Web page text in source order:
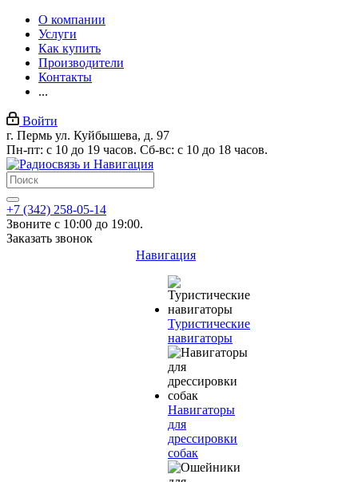
О компании
Услуги
Как купить
Производители
Контакты
...
Войти
г. Пермь ул. Куйбышева, д. 97
Пн-пт: с 10 до 19 часов. Сб-вс: с 10 до 18 часов.
+7 (342) 258-05-14
Звоните с 10:00 до 19:00.
Заказать звонок
Навигация
Туристические
навигаторы
Навигаторы
для
дрессировки
собак